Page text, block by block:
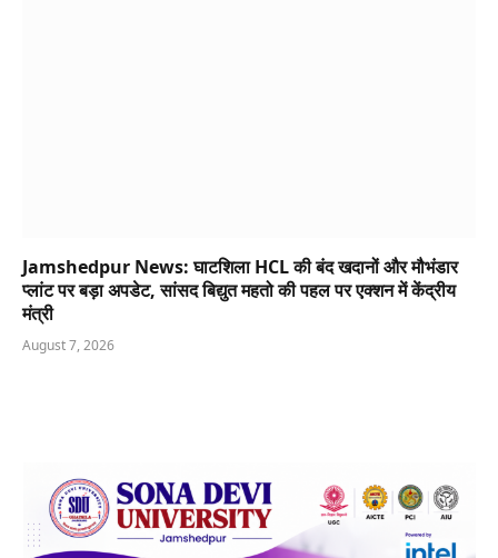
Jamshedpur News: घाटशिला HCL की बंद खदानों और मौभंडार
प्लांट पर बड़ा अपडेट, सांसद बिद्युत महतो की पहल पर एक्शन में केंद्रीय
मंत्री
August 7, 2026